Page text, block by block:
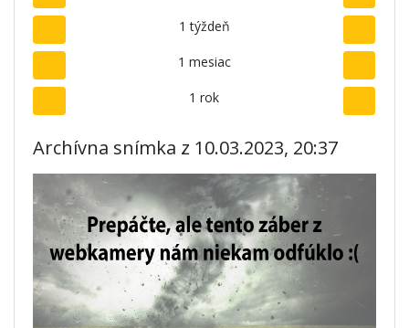
1 týždeň
1 mesiac
1 rok
Archívna snímka z 10.03.2023, 20:37